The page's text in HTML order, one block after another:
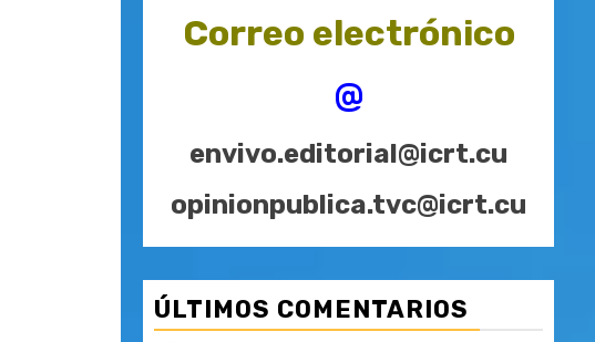
Correo electrónico
@
envivo.editorial@icrt.cu
opinionpublica.tvc@icrt.cu
ÚLTIMOS COMENTARIOS